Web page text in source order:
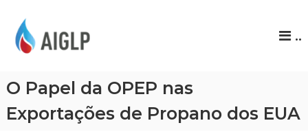
P
..
O Papel da OPEP nas
Exportações de Propano dos EUA